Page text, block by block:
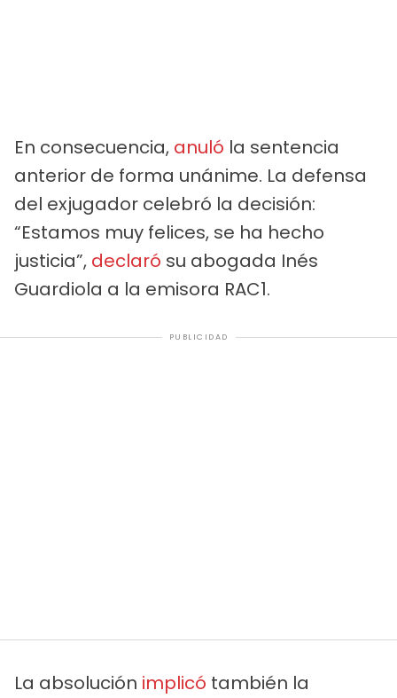
En consecuencia, anuló la sentencia
anterior de forma unánime. La defensa
del exjugador celebró la decisión:
“Estamos muy felices, se ha hecho
justicia”, declaró su abogada Inés
Guardiola a la emisora RAC1.
PUBLICIDAD
La absolución implicó también la